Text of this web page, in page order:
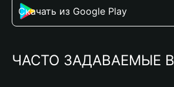
Скачать из Google Play
ЧАСТО ЗАДАВАЕМЫЕ